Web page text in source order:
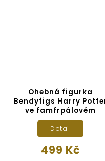
Ohebná figurka
Bendyfigs Harry
ve famfrpálovém
499 Kč
Detail